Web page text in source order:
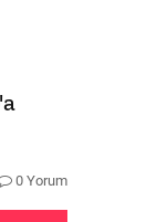
0 Yorum